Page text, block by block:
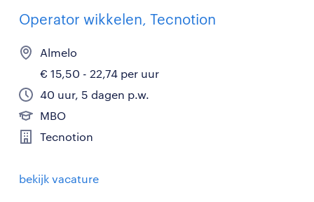
Operator wikkelen, Tecnotion
Almelo
€ 15,50 - 22,74 per uur
40 uur, 5 dagen p.w.
MBO
Tecnotion
bekijk vacature